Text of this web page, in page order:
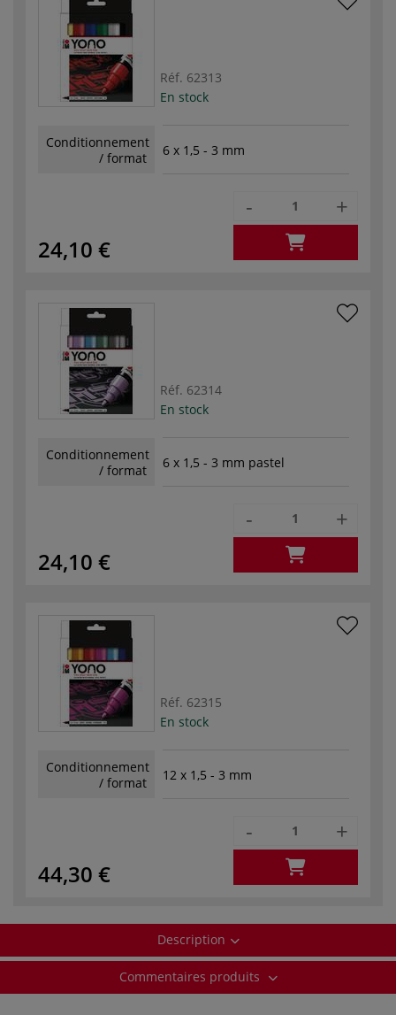
Réf. 62313
En stock
Conditionnement
/ format
6 x 1,5 - 3 mm
24,10 €
- +
Réf. 62314
En stock
Conditionnement
/ format
6 x 1,5 - 3 mm pastel
24,10 €
- +
Réf. 62315
En stock
Conditionnement
/ format
12 x 1,5 - 3 mm
44,30 €
- +
Description
Commentaires produits